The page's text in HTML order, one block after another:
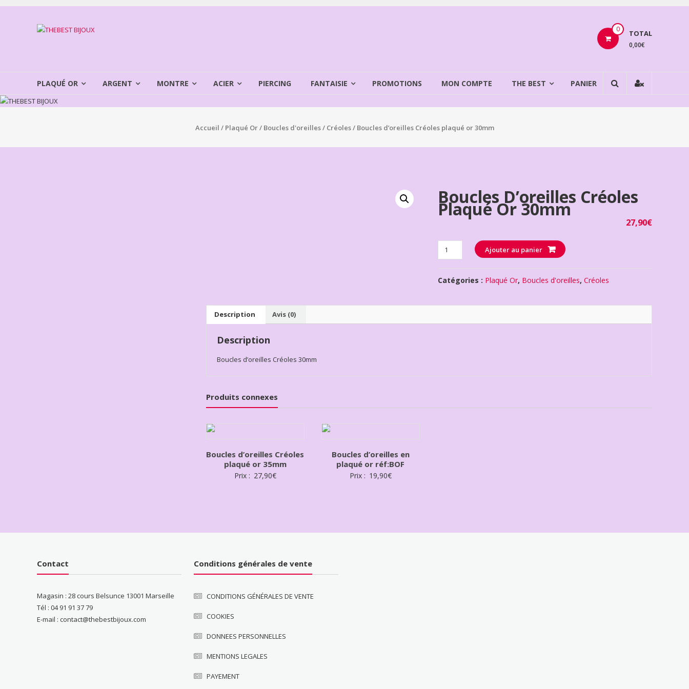
Aller
THEBEST
BIJOUX
0 TOTAL
0,00€
PLAQUÉ OR ARGENT MONTRE ACIER PIERCING FANTAISIE PROMOTIONS MON COMPTE THE BEST PANIER
Accueil / Plaqué Or/ Boucles d'oreilles/ Créoles/ Boucles d’oreilles Créoles plaqué or 30mm
Boucles D’oreilles Créoles
Plaqué Or 30mm
27,90€
Quantité Ajouter au panier
Catégories : Plaqué Or, Boucles d'oreilles,Créoles
Description Avis (0)
Description
Boucles d’oreilles Créoles 30mm
Produits connexes
Boucles d’oreilles Créoles
plaqué or 35mm
Prix : 27,90€
Boucles d’oreilles en
plaqué or réf:BOF
Prix : 19,90€
Contact
Magasin : 28 cours Belsunce 13001 Marseille
Tél : 04 91 91 37 79
E-mail : contact@thebestbijoux.com
Conditions générales de vente
CONDITIONS GÉNÉRALES DE VENTE
COOKIES
DONNEES PERSONNELLES
MENTIONS LEGALES
PAYEMENT